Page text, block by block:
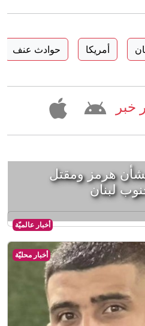
أمريكا حوادث عنف
خبر
أخبار عالميّة
هرمز ومقتل
لبنان
أخبار محليّة